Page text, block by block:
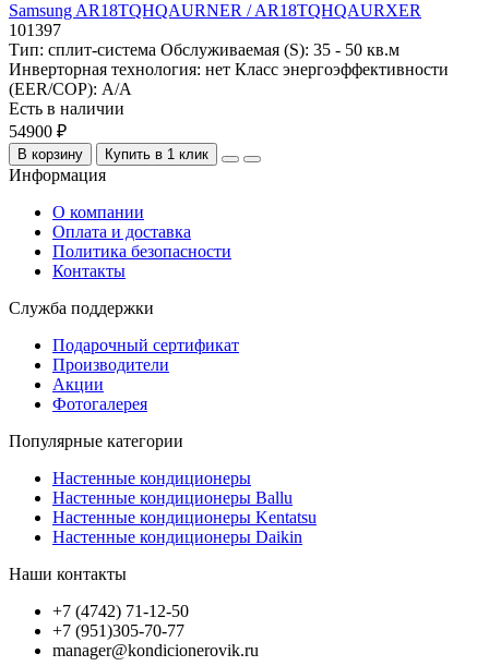
Samsung AR18TQHQAURNER / AR18TQHQAURXER
101397
Тип: сплит-система Обслуживаемая (S): 35 - 50 кв.м
Инверторная технология: нет Класс энергоэффективности
(EER/COP): A/A
Есть в наличии
54900 ₽
В корзину Купить в 1 клик
Информация
О компании
Оплата и доставка
Политика безопасности
Контакты
Служба поддержки
Подарочный сертификат
Производители
Акции
Фотогалерея
Популярные категории
Настенные кондиционеры
Настенные кондиционеры Ballu
Настенные кондиционеры Kentatsu
Настенные кондиционеры Daikin
Наши контакты
+7 (4742) 71-12-50
+7 (951)305-70-77
manager@kondicionerovik.ru